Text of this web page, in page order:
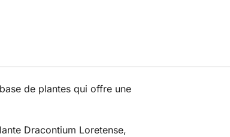
de plantes qui offre une
Dracontium Loretense,